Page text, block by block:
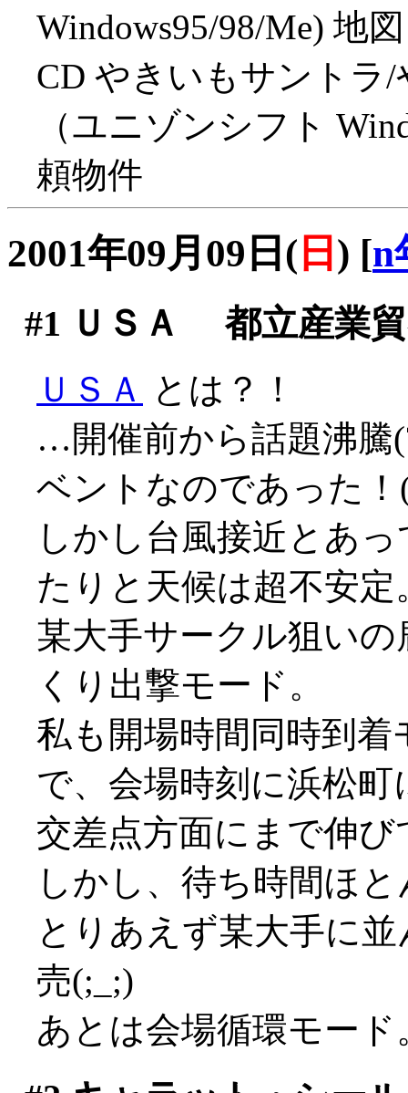
Windows95/98/Me) 地図
CD やきいもサントラ
（ユニゾンシフト
頼物件
2001年09月09日( 日 ) [n
#1 ＵＳＡ 都立産業
ＵＳＡ とは？！
…開催前から話題沸騰
ベントなのであった！
しかし台風接近とあ
たりと天候は超不安定
某大手サークル狙い
くり出撃モード。
私も開場時間同時到着
で、会場時刻に浜松
交差点方面にまで伸
しかし、待ち時間ほ
とりあえず某大手に
売(;_;)
あとは会場循環モード